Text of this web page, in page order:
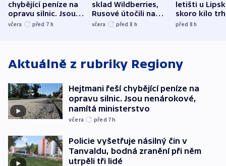
chybějící peníze na
opravu silnic. Jsou
nenárokové, namítá
včera před 7 h
sklad Wildberries,
Rusové útočili na
trh, hasiče či
včera před 8 h
letišti u
skoro kilo
indicie
před 8h
Aktuálně z rubriky Regiony
Hejtmani řeší chybějící peníze na
opravu silnic. Jsou nenárokové,
namítá ministerstvo
včera před 7h
Policie vyšetřuje násilný čin v
Tanvaldu, bodná zranění při něm
utrpěli tři lidé